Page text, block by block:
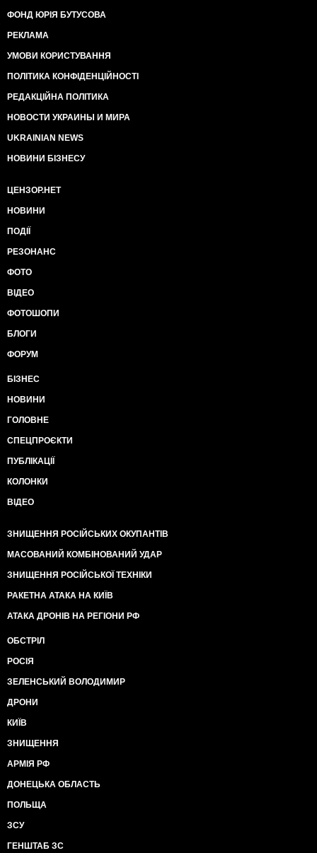
ФОНД ЮРІЯ БУТУСОВА
РЕКЛАМА
УМОВИ КОРИСТУВАННЯ
ПОЛІТИКА КОНФІДЕНЦІЙНОСТІ
РЕДАКЦІЙНА ПОЛІТИКА
НОВОСТИ УКРАИНЫ И МИРА
UKRAINIAN NEWS
НОВИНИ БІЗНЕСУ
ЦЕНЗОР.НЕТ
НОВИНИ
ПОДІЇ
РЕЗОНАНС
ФОТО
ВІДЕО
ФОТОШОПИ
БЛОГИ
ФОРУМ
БІЗНЕС
НОВИНИ
ГОЛОВНЕ
СПЕЦПРОЄКТИ
ПУБЛІКАЦІЇ
КОЛОНКИ
ВІДЕО
ЗНИЩЕННЯ РОСІЙСЬКИХ ОКУПАНТІВ
МАСОВАНИЙ КОМБІНОВАНИЙ УДАР
ЗНИЩЕННЯ РОСІЙСЬКОЇ ТЕХНІКИ
РАКЕТНА АТАКА НА КИЇВ
АТАКА ДРОНІВ НА РЕГІОНИ РФ
ОБСТРІЛ
РОСІЯ
ЗЕЛЕНСЬКИЙ ВОЛОДИМИР
ДРОНИ
КИЇВ
ЗНИЩЕННЯ
АРМІЯ РФ
ДОНЕЦЬКА ОБЛАСТЬ
ПОЛЬЩА
ЗСУ
ГЕНШТАБ ЗС